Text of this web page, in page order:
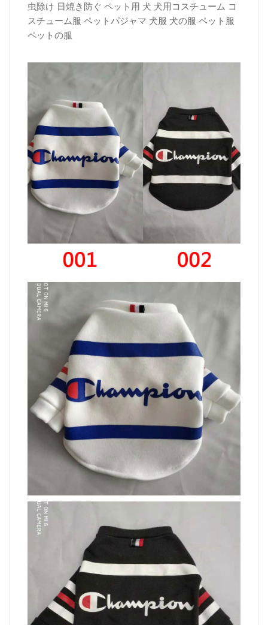
虫除け 日焼き防ぐ ペット用 犬 犬用コスチューム コ
スチューム服 ペットパジャマ 犬服 犬の服 ペット服
ペットの服